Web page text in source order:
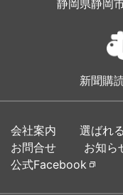
静岡県静岡
新聞購
会社案内 選ばれ
お問合せ
お知ら
公式Facebook